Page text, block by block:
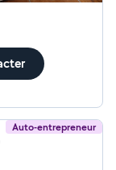
Auto-entrepreneur